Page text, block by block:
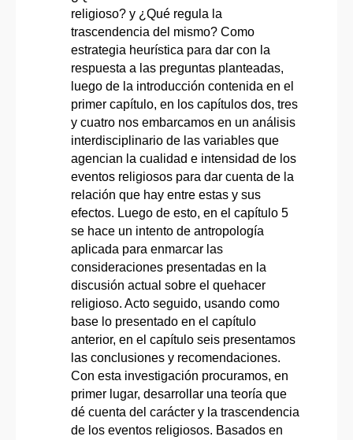
religioso? y ¿Qué regula la
trascendencia del mismo? Como
estrategia heurística para dar con la
respuesta a las preguntas planteadas,
luego de la introducción contenida en el
primer capítulo, en los capítulos dos, tres
y cuatro nos embarcamos en un análisis
interdisciplinario de las variables que
agencian la cualidad e intensidad de los
eventos religiosos para dar cuenta de la
relación que hay entre estas y sus
efectos. Luego de esto, en el capítulo 5
se hace un intento de antropología
aplicada para enmarcar las
consideraciones presentadas en la
discusión actual sobre el quehacer
religioso. Acto seguido, usando como
base lo presentado en el capítulo
anterior, en el capítulo seis presentamos
las conclusiones y recomendaciones.
Con esta investigación procuramos, en
primer lugar, desarrollar una teoría que
dé cuenta del carácter y la trascendencia
de los eventos religiosos. Basados en